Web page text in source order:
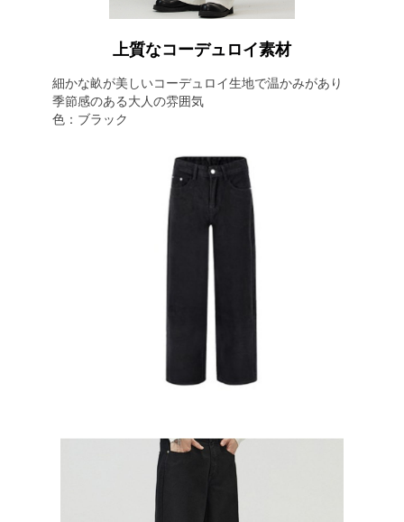
上質なコーデュロイ素材
細かな畝が美しいコーデュロイ生地で温かみがあり
季節感のある大人の雰囲気
色：ブラック